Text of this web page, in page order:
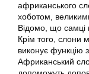
африканського
хоботом,
Відомо, що самці
Крім того, слони
виконує функцію
Африканський